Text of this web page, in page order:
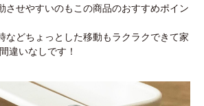
させやすいのもこの商品のおすすめポイン
などちょっとした移動もラクラクできて家
違いなしです！